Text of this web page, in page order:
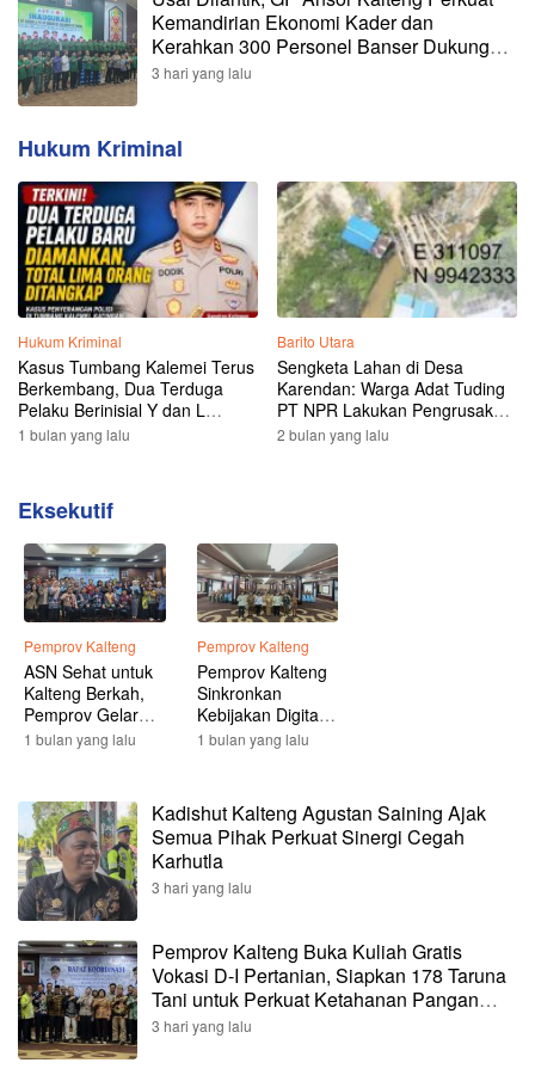
Kemandirian Ekonomi Kader dan
Kerahkan 300 Personel Banser Dukung
Penanggulangan Karhutla
3 hari yang lalu
Hukum Kriminal
Hukum Kriminal
Kasus Tumbang Kalemei Terus
Berkembang, Dua Terduga
Pelaku Berinisial Y dan L
Ditangkap, Total Lima Orang
Kini Diamankan Polisi
1 bulan yang lalu
Barito Utara
Sengketa Lahan di Desa
Karendan: Warga Adat Tuding
PT NPR Lakukan Pengrusakan,
Minta Perlindungan Hukum ke
Presiden
2 bulan yang lalu
Eksekutif
Pemprov Kalteng
ASN Sehat untuk
Kalteng Berkah,
Pemprov Gelar
Sosialisasi
1 bulan yang lalu
Pemprov Kalteng
Pemprov Kalteng
Sinkronkan
Kebijakan Digital,
Perkuat SPBE dan
1 bulan yang lalu
Kadishut Kalteng Agustan Saining Ajak
Semua Pihak Perkuat Sinergi Cegah
Karhutla
3 hari yang lalu
Pemprov Kalteng Buka Kuliah Gratis
Vokasi D-I Pertanian, Siapkan 178 Taruna
Tani untuk Perkuat Ketahanan Pangan
Daerah
3 hari yang lalu